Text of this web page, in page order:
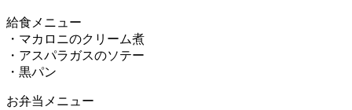
給食メニュー
・マカロニのクリーム煮
・アスパラガスのソテー
・黒パン
お弁当メニュー